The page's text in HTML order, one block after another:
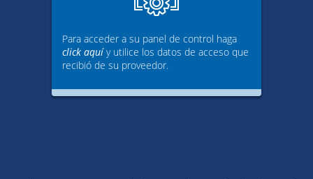
Para acceder a su panel de control haga
click aquíy utilice los datos de acceso que
recibió de su proveedor.